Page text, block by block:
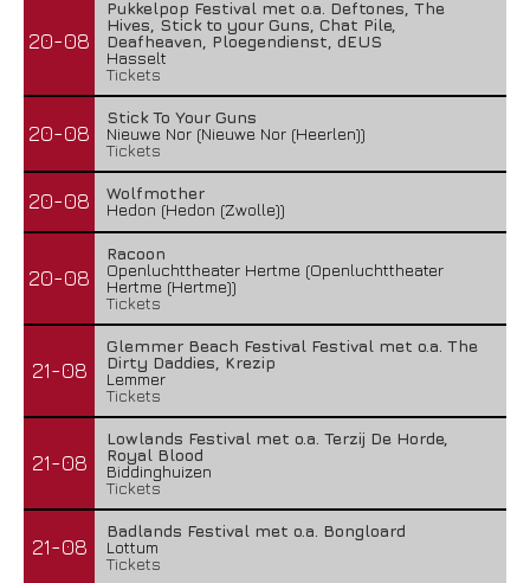
20-08
Pukkelpop Festival met o.a. Deftones, The
Hives, Stick to your Guns, Chat Pile,
Deafheaven, Ploegendienst, dEUS
Hasselt
Tickets
20-08
Stick To Your Guns
Nieuwe Nor (Nieuwe Nor (Heerlen))
Tickets
20-08
Wolfmother
Hedon (Hedon (Zwolle))
20-08
Racoon
Openluchttheater Hertme (Openluchttheater
Hertme (Hertme))
Tickets
21-08
Glemmer Beach Festival Festival met o.a. The
Dirty Daddies, Krezip
Lemmer
Tickets
21-08
Lowlands Festival met o.a. Terzij De Horde,
Royal Blood
Biddinghuizen
Tickets
21-08
Badlands Festival met o.a. Bongloard
Lottum
Tickets